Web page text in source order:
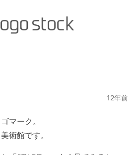
12年前
マーク。
術館です。